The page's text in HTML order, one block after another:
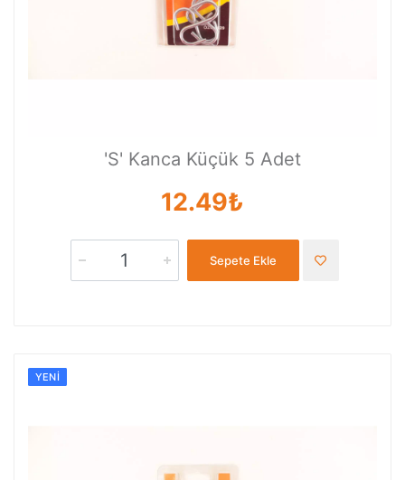
'S' Kanca Küçük 5 Adet
12.49₺
Sepete Ekle
YENI